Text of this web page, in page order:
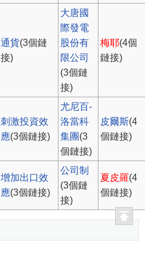
通貨(3個鏈
接)
大唐國
際發電
股份有
限公司
(3個鏈
接)
梅耶(4個
鏈接)
刺激投資效
應(3個鏈接)
尤尼百-
洛當科
集團(3
個鏈接)
皮爾斯(4
個鏈接)
增加出口效
應(3個鏈接)
公司制
(3個鏈
接)
夏皮羅(4
個鏈接)